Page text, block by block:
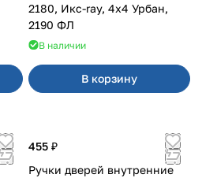
2180, Икс-ray, 4x4 Урбан,
2190 ФЛ
В наличии
В корзину
455 ₽
Ручки дверей внутренние